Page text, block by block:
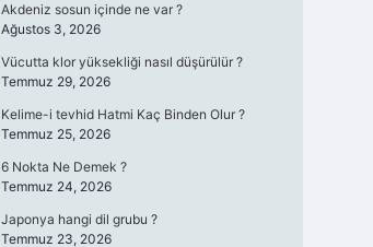
Akdeniz sosun içinde ne var ?
Ağustos 3, 2026
Vücutta klor yüksekliği nasıl düşürülür ?
Temmuz 29, 2026
Kelime-i tevhid Hatmi Kaç Binden Olur ?
Temmuz 25, 2026
6 Nokta Ne Demek ?
Temmuz 24, 2026
Japonya hangi dil grubu ?
Temmuz 23, 2026